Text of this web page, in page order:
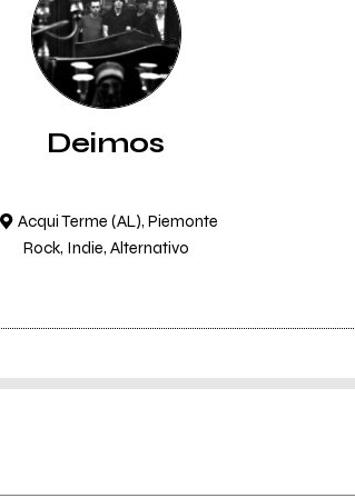
Deimos
Acqui Terme (AL), Piemonte
Rock, Indie, Alternativo